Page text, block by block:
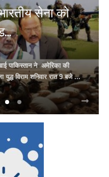
दिवस समारोह,
ने बांधा समां…
का भव्य आयोजन, उमड़ा जन
मुख्यमंत्री भजनलाल शर्मा और उप